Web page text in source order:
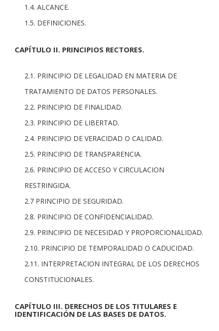
1.4. ALCANCE.
1.5. DEFINICIONES.
CAPÍTULO II. PRINCIPIOS RECTORES.
2.1. PRINCIPIO DE LEGALIDAD EN MATERIA DE
TRATAMIENTO DE DATOS PERSONALES.
2.2. PRINCIPIO DE FINALIDAD.
2.3. PRINCIPIO DE LIBERTAD.
2.4. PRINCIPIO DE VERACIDAD O CALIDAD.
2.5. PRINCIPIO DE TRANSPARENCIA.
2.6. PRINCIPIO DE ACCESO Y CIRCULACION
RESTRINGIDA.
2.7 PRINCIPIO DE SEGURIDAD.
2.8. PRINCIPIO DE CONFIDENCIALIDAD.
2.9. PRINCIPIO DE NECESIDAD Y PROPORCIONALIDAD.
2.10. PRINCIPIO DE TEMPORALIDAD O CADUCIDAD.
2.11. INTERPRETACION INTEGRAL DE LOS DERECHOS
CONSTITUCIONALES.
CAPÍTULO III. DERECHOS DE LOS TITULARES E
IDENTIFICACIÓN DE LAS BASES DE DATOS.